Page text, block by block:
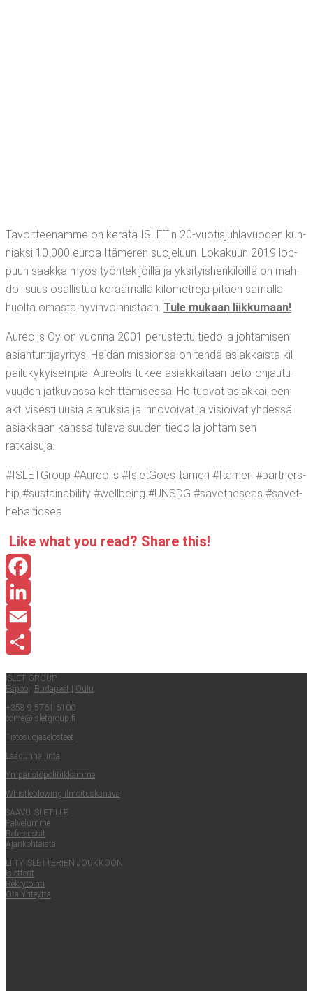
Tavoit­tee­nam­me on kerä­tä ISLET:n 20-vuo­tis­juh­la­vuo­den kun­
niak­si 10 000 euroa Itä­me­ren suo­je­luun. Loka­kuun 2019 lop­
puun saak­ka myös työn­te­ki­jöil­lä ja yksi­tyis­hen­ki­löil­lä on mah­
dol­li­suus osal­lis­tua kerää­mäl­lä kilo­met­re­jä pitäen samal­la
huol­ta omas­ta hyvin­voin­nis­taan. Tule mukaan liikkumaan!
Aureo­lis Oy on vuon­na 2001 perus­tet­tu tie­dol­la joh­ta­mi­sen
asian­tun­ti­jay­ri­tys. Hei­dän mis­sion­sa on teh­dä asiak­kais­ta kil­
pai­lu­ky­kyi­sem­piä. Aureo­lis tukee asiak­kai­taan tie­to-ohjau­tu­
vuu­den jat­ku­vas­sa kehit­tä­mi­ses­sä. He tuo­vat asiak­kail­leen
aktii­vi­ses­ti uusia aja­tuk­sia ja inno­voi­vat ja visioi­vat yhdes­sä
asiak­kaan kans­sa tule­vai­suu­den tie­dol­la joh­ta­mi­sen
ratkaisuja.
#ISLETGroup #Aureo­lis #Islet­Goe­sI­tä­me­ri #Itä­me­ri #part­ners­
hip #sus­tai­na­bi­li­ty #well­being #UNSDG #savet­he­seas #savet­
he­bal­tic­sea
Like what you read? Sha­re this!
Facebook
LinkedIn
Email
ISLET GROUP
Espoo
Buda­pest
Oulu
+358 9 5761 6100
come@​isletgroup.​fi
Tie­to­suo­ja­se­los­teet
Laa­dun­hal­lin­ta
Ympä­ris­tö­po­li­tiik­kam­me
Whist­le­blowing ilmoituskanava
SAA­VU ISLETILLE
Pal­ve­lum­me
Refe­rens­sit
Ajan­koh­tais­ta
LII­TY ISLET­TE­RIEN JOUKKOON
Islet­te­rit
Rek­ry­toin­ti
Ota Yhteyt­tä